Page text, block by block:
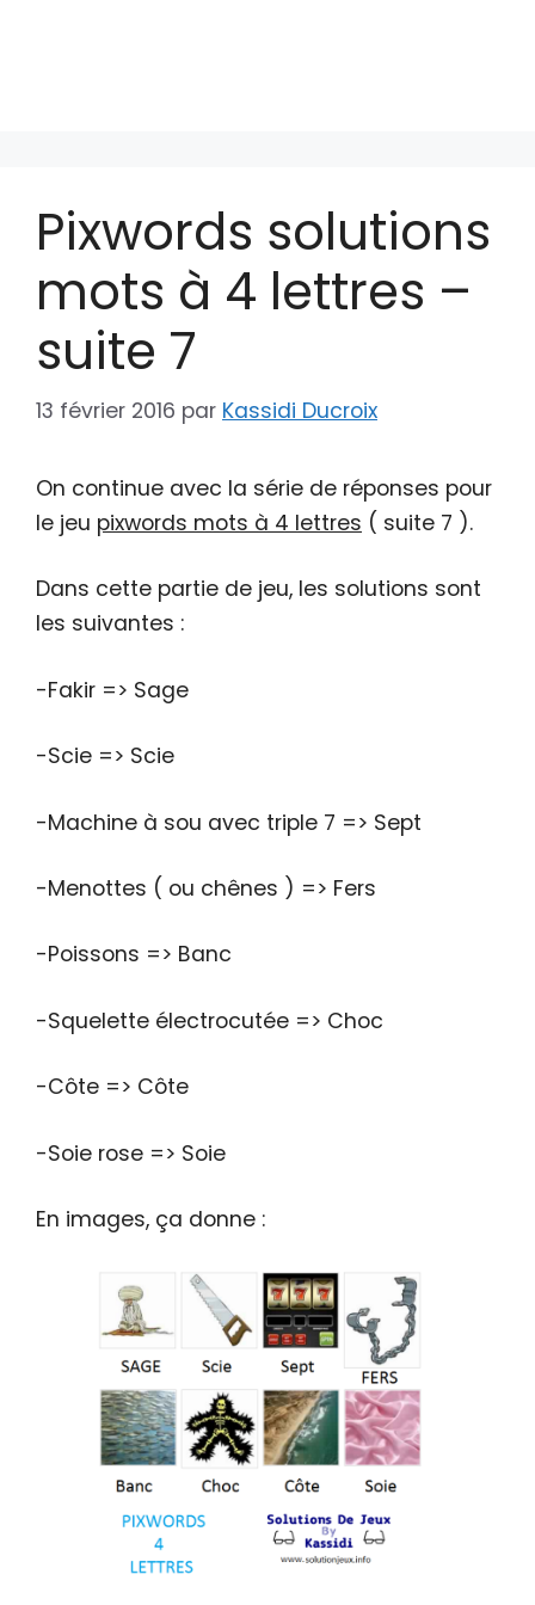
Pixwords solutions
mots à 4 lettres –
suite 7
13 février 2016 par Kassidi Ducroix
On continue avec la série de réponses pour
le jeu pixwords mots à 4 lettres ( suite 7 ).
Dans cette partie de jeu, les solutions sont
les suivantes :
-Fakir => Sage
-Scie => Scie
-Machine à sou avec triple 7 => Sept
-Menottes ( ou chênes ) => Fers
-Poissons => Banc
-Squelette électrocutée => Choc
-Côte => Côte
-Soie rose => Soie
En images, ça donne :